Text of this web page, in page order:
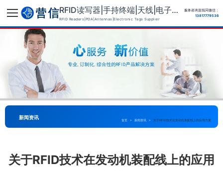
RFID读写器|手持终端|天线|电子标签供应商
RFID Readers|PDA|Antennas|Electronic Tags Supplier
服务咨询直线同微信：
13817779536
新闻资讯 首页 > 新闻资讯 > 关于RFID技术在发动机装配线上的应用方案
关于RFID技术在发动机装配线上的应用